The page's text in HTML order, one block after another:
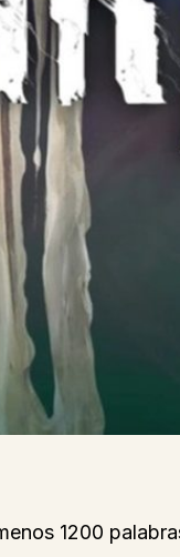
1200